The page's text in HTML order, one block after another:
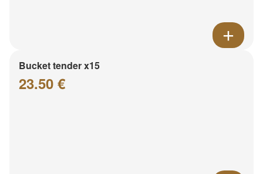
Bucket tender x15
23.50 €